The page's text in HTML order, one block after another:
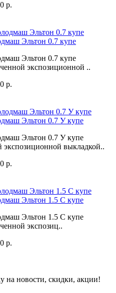
р.
Эльтон 0.7 купе
Эльтон 0.7 купе
экспозиционной ..
р.
Эльтон 0.7 У купе
Эльтон 0.7 У купе
экспозиционной выкладкой..
р.
Эльтон 1.5 С купе
Эльтон 1.5 С купе
экспозиц..
р.
на новости, скидки, акции!